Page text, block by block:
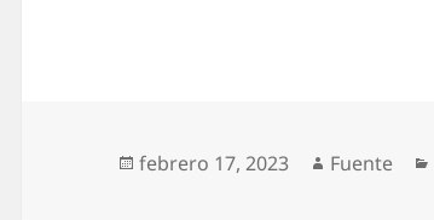
Publicado
febrero 17, 2023 Autor
Fuente